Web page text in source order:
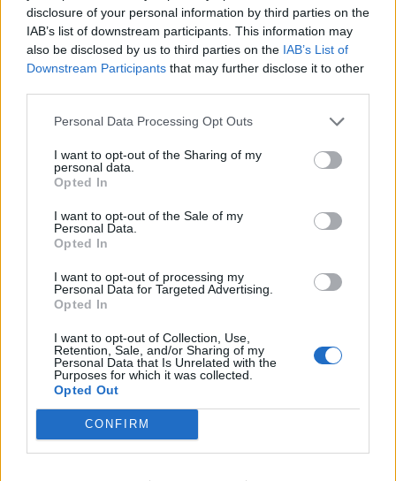
disclosure of your personal information by third parties on the
IAB’s list of downstream participants. This information may
also be disclosed by us to third parties on the IAB’s List of
Downstream Participants that may further disclose it to other
Personal Data Processing Opt Outs
I want to opt-out of the Sharing of my
personal data.
Opted In
I want to opt-out of the Sale of my
Personal Data.
Opted In
I want to opt-out of processing my
Personal Data for Targeted Advertising.
Opted In
I want to opt-out of Collection, Use,
Retention, Sale, and/or Sharing of my
Personal Data that Is Unrelated with the
Purposes for which it was collected.
Opted Out
CONFIRM
Sommerpraten
– Finner roen på hytta
ABONNEMENT
Leiar